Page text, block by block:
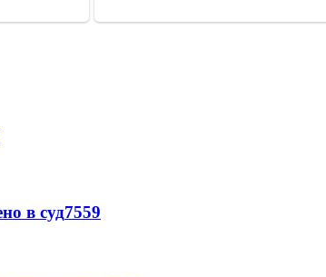
в суд7559